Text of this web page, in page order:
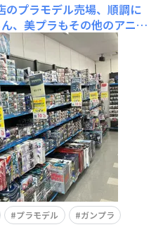
のプラモデル売場、順調に
、美プラもその他のアニメ
はガンダムベース限定「1/
アメッキ RG」😲❣それ以
パーツや組立済まで充実の
店へご来店ください😊
プラモデル
ガンプラ